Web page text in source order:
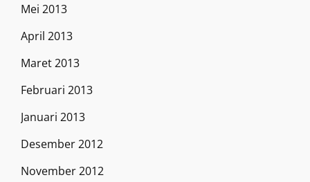
Mei 2013
April 2013
Maret 2013
Februari 2013
Januari 2013
Desember 2012
November 2012